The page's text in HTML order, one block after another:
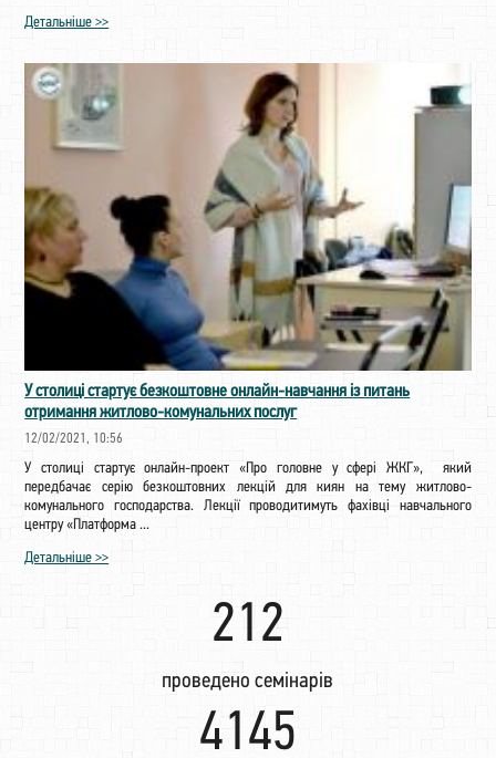
Детальніше >>
У столиці стартує безкоштовне онлайн-навчання із питань
отримання житлово-комунальних послуг
12/02/2021, 10:56
У столиці стартує онлайн-проект «Про головне у сфері ЖКГ», який
передбачає серію безкоштовних лекцій для киян на тему житлово-
комунального господарства. Лекції проводитимуть фахівці навчального
центру «Платформа ...
Детальніше >>
222
проведено семінарів
4351